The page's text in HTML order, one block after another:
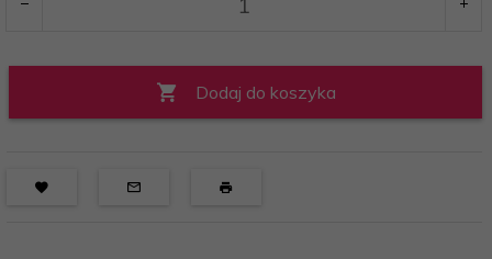
Dodaj do koszyka